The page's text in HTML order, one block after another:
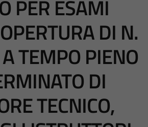
PER ESAMI
DI N.
TEMPO PIENO
DI
TECNICO,